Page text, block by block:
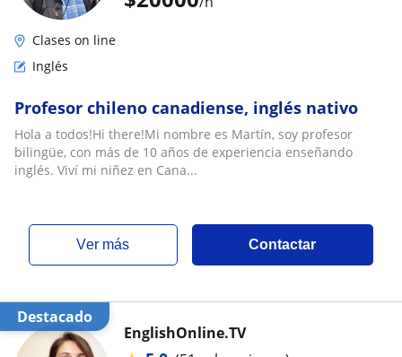
Clases on line
Inglés
Profesor chileno canadiense, inglés nativo
Hola a todos!Hi there!Mi nombre es Martín, soy profesor
bilingüe, con más de 10 años de experiencia enseñando
inglés. Viví mi niñez en Cana...
ver más Contactar
Destacado
EnglishOnline.TV